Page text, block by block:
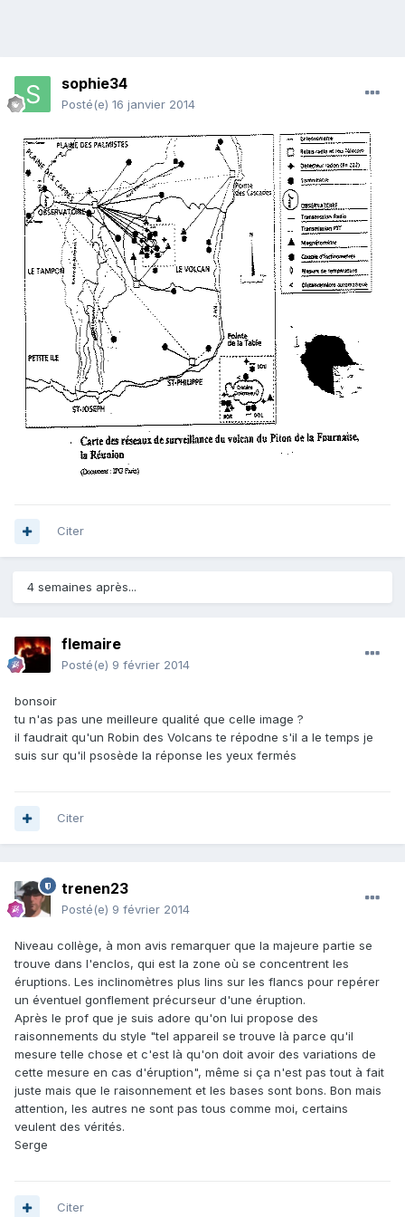
sophie34
Posté(e) 16 janvier 2014
Citer
4 semaines après...
flemaire
Posté(e) 9 février 2014
bonsoir
tu n'as pas une meilleure qualité que celle image ?
il faudrait qu'un Robin des Volcans te répodne s'il a le temps je
suis sur qu'il psosède la réponse les yeux fermés
Citer
trenen23
Posté(e) 9 février 2014
Niveau collège, à mon avis remarquer que la majeure partie se
trouve dans l'enclos, qui est la zone où se concentrent les
éruptions. Les inclinomètres plus lins sur les flancs pour repérer
un éventuel gonflement précurseur d'une éruption.
Après le prof que je suis adore qu'on lui propose des
raisonnements du style "tel appareil se trouve là parce qu'il
mesure telle chose et c'est là qu'on doit avoir des variations de
cette mesure en cas d'éruption", même si ça n'est pas tout à fait
juste mais que le raisonnement et les bases sont bons. Bon mais
attention, les autres ne sont pas tous comme moi, certains
veulent des vérités.
Serge
Citer